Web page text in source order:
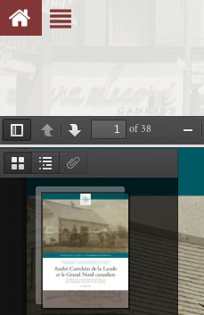
ThumbnailsDocument
Outline
Toggle
Sidebar
PreviousNext
of 38